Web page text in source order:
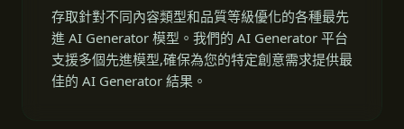
存取針對不同內容類型和品質等級優化的各種最先
進 AI Generator 模型。我們的 AI Generator 平台
支援多個先進模型,確保為您的特定創意需求提供最
佳的 AI Generator 結果。